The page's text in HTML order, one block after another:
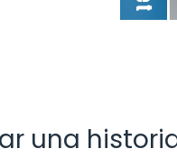
una